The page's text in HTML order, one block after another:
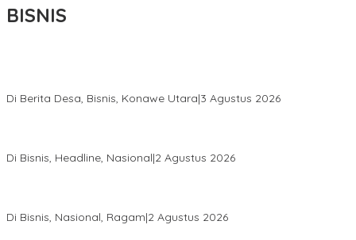
BISNIS
Di Berita Desa, Bisnis, Konawe Utara|3 Agustus 2026
Di Bisnis, Headline, Nasional|2 Agustus 2026
Di Bisnis, Nasional, Ragam|2 Agustus 2026